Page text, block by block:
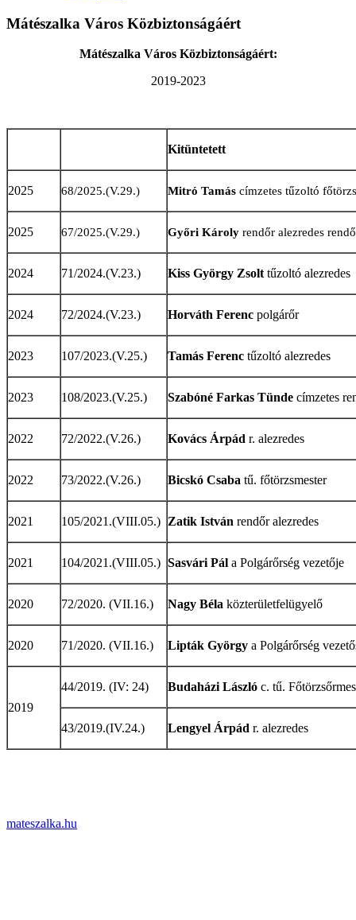
Mátészalka Város Közbiztonságáért
Mátészalka Város Közbiztonságáért:
2019-2023
Kitüntetett
2025 68/2025.(V.29.) Mitró Tamás címzetes tűzoltó
2025 67/2025.(V.29.) Győri Károly rendőr alezredes
2024 71/2024.(V.23.) Kiss György Zsolttűzoltó alezredes
2024 72/2024.(V.23.) Horváth Ferenc polgárőr
2023 107/2023.(V.25.) Tamás Ferenc tűzoltó alezredes
2023 108/2023.(V.25.) Szabóné Farkas Tünde címzetes
2022 72/2022.(V.26.) Kovács Árpád r. alezredes
2022 73/2022.(V.26.) Bicskó Csaba tű. főtörzsmester
2021 105/2021.(VIII.05.) Zatik István rendőr alezredes
2021 104/2021.(VIII.05.) Sasvári Pál a Polgárőrség vezetője
2020 72/2020. (VII.16.) Nagy Béla közterületfelügyelő
2020 71/2020. (VII.16.) Lipták György a Polgárőrség
2019
44/2019. (IV: 24) Budaházi László c. tű.
43/2019.(IV.24.) Lengyel Árpád r. alezredes
mateszalka.hu